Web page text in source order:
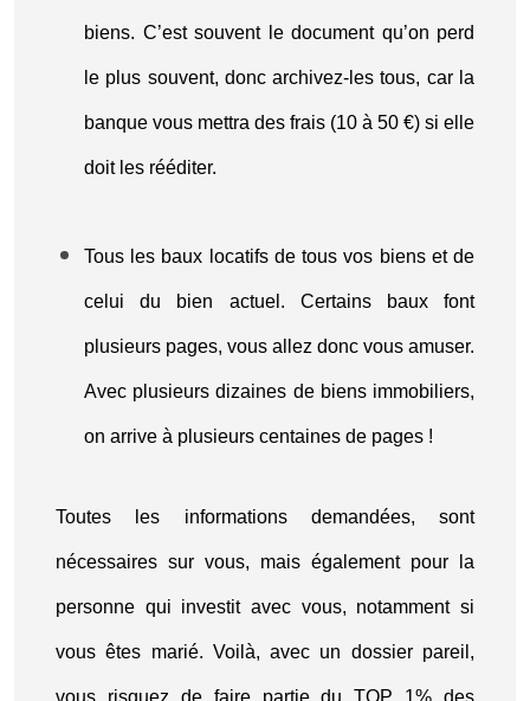
biens. C’est souvent le document qu’on perd
le plus souvent, donc archivez-les tous, car la
banque vous mettra des frais (10 à 50 €) si elle
doit les rééditer.
Tous les baux locatifs de tous vos biens et de
celui du bien actuel. Certains baux font
plusieurs pages, vous allez donc vous amuser.
Avec plusieurs dizaines de biens immobiliers,
on arrive à plusieurs centaines de pages !
Toutes les informations demandées, sont
nécessaires sur vous, mais également pour la
personne qui investit avec vous, notamment si
vous êtes marié. Voilà, avec un dossier pareil,
vous risquez de faire partie du TOP 1% des